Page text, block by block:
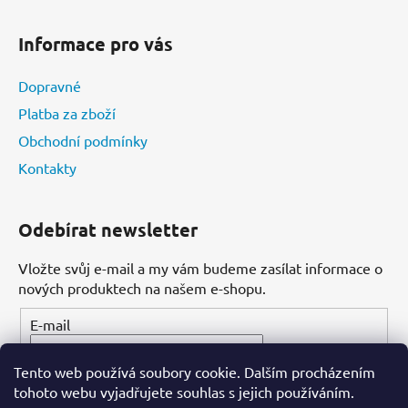
Tento web používá soubory cookie. Dalším procházením
tohoto webu vyjadřujete souhlas s jejich používáním.
Informace pro vás
Dopravné
Platba za zboží
Obchodní podmínky
Kontakty
Odebírat newsletter
Vložte svůj e-mail a my vám budeme zasílat informace o
nových produktech na našem e-shopu.
E-mail
PŘIHLÁSIT SE